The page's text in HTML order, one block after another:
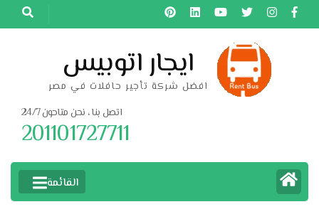
تخطى
إلى
ايجار اتوبيس
افضل شركة تأجير حافلات في مصر
اتصل بنا ، نحن متاحون 24/7
201101727711
القائمة